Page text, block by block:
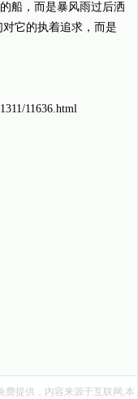
，而是暴风雨过后洒
它的执着追求，而是
11636.html
费提供，内容来源于互联网,本